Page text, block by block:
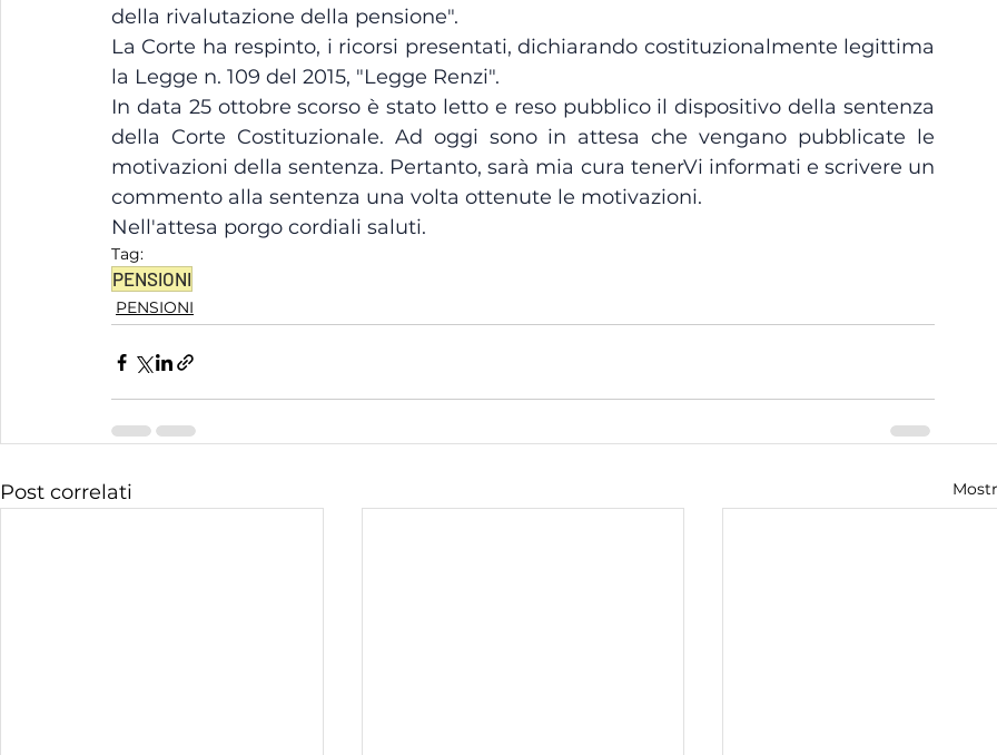
della rivalutazione della pensione".
La Corte ha respinto, i ricorsi presentati, dichiarando costituzionalmente legittima
la Legge n. 109 del 2015, "Legge Renzi".
In data 25 ottobre scorso è stato letto e reso pubblico il dispositivo della sentenza
della Corte Costituzionale. Ad oggi sono in attesa che vengano pubblicate le
motivazioni della sentenza. Pertanto, sarà mia cura tenerVi informati e scrivere un
commento alla sentenza una volta ottenute le motivazioni.
Nell'attesa porgo cordiali saluti.
Tag:
PENSIONI
PENSIONI
Post correlati